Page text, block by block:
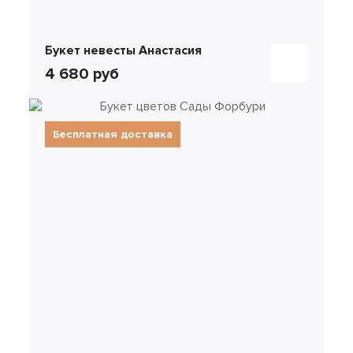
Букет невесты Анастасия
4 680 руб
Бесплатная доставка